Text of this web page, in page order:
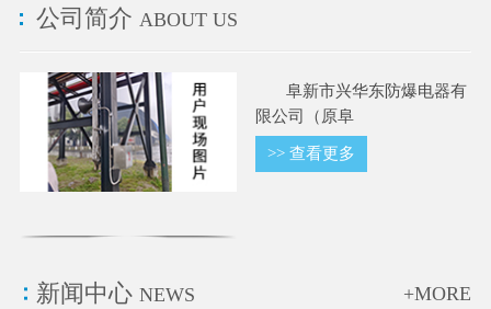
公司简介 ABOUT US
阜新市兴华东防爆电器有
限公司（原阜
>> 查看更多
新闻中心 NEWS +MORE